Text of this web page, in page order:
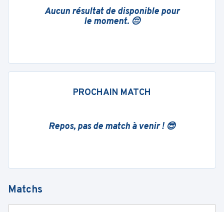
Aucun résultat de disponible pour
le moment. 😔
PROCHAIN MATCH
Repos, pas de match à venir ! 😎
Matchs